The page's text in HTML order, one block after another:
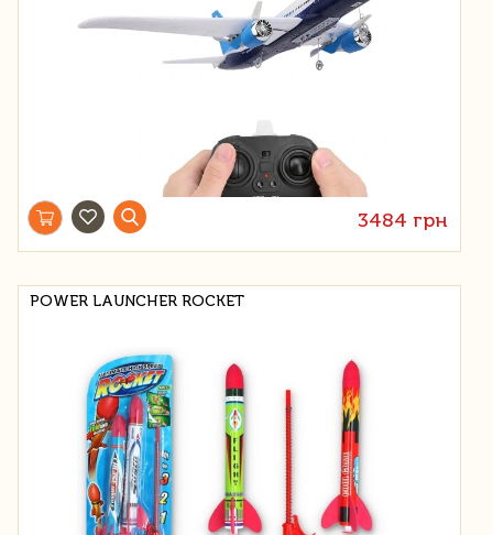
3484 грн
POWER LAUNCHER ROCKET